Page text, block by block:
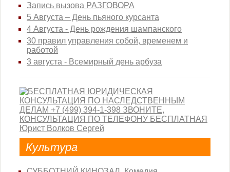
Запись вызова РАЗГОВОРА
5 Августа – День пьяного курсанта
4 Августа - День рождения шампанского
30 правил управления собой, временем и
работой
3 августа - Всемирный день арбуза
Культура